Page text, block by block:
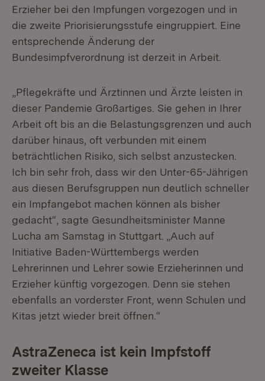
Erzieher bei den Impfungen vorgezogen und in
die zweite Priorisierungsstufe eingruppiert. Eine
entsprechende Änderung der
Bundesimpfverordnung ist derzeit in Arbeit.
„Pflegekräfte und Ärztinnen und Ärzte leisten in
dieser Pandemie Großartiges. Sie gehen in Ihrer
Arbeit oft bis an die Belastungsgrenzen und auch
darüber hinaus, oft verbunden mit einem
beträchtlichen Risiko, sich selbst anzustecken.
Ich bin sehr froh, dass wir den Unter-65-Jährigen
aus diesen Berufsgruppen nun deutlich schneller
ein Impfangebot machen können als bisher
gedacht“, sagte Gesundheitsminister Manne
Lucha am Samstag in Stuttgart. „Auch auf
Initiative Baden-Württembergs werden
Lehrerinnen und Lehrer sowie Erzieherinnen und
Erzieher künftig vorgezogen. Denn sie stehen
ebenfalls an vorderster Front, wenn Schulen und
Kitas jetzt wieder breit öffnen.“
AstraZeneca ist kein Impfstoff
zweiter Klasse